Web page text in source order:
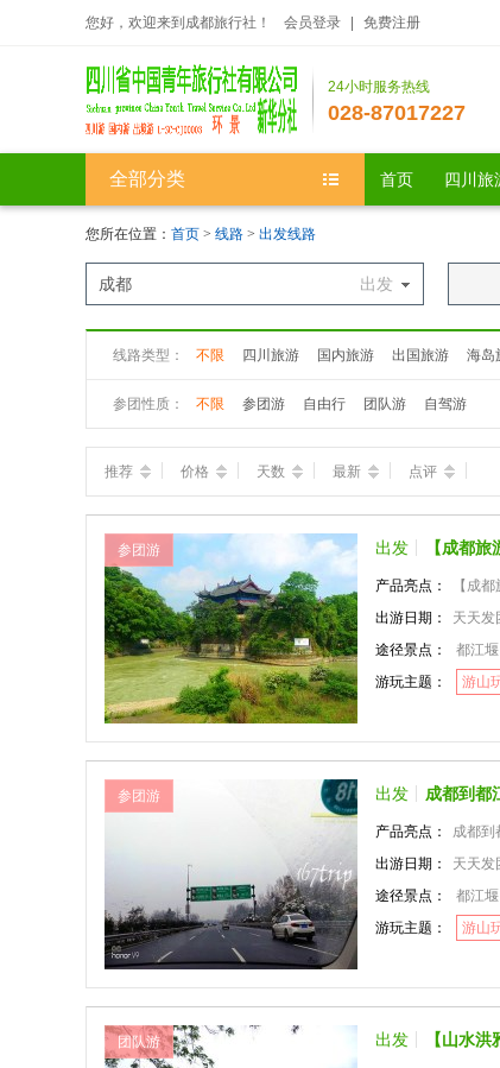
您好，欢迎来到成都旅行社！ 会员登录 免费注册
24小时服务热线
028-87017227
全部分类 首页 四川旅
您所在位置： 首页 > 线路 > 出发线路
出发
成都
线路类型： 不限 四川旅游 国内旅游 出国旅游 海岛
参团性质： 不限 参团游 自由行 团队游 自驾游
推荐 价格 天数 最新 点评
参团游 出发 【成都
产品亮点：
【成
出游日期：
天天发
途径景点：
都江
游玩主题：
游山
参团游 出发 成都到都
产品亮点：
成都到
出游日期：
天天发
途径景点：
都江堰
游玩主题：
游山
团队游 出发 【山水